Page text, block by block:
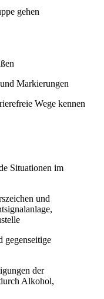
gehen
Markierungen
Wege kennen
Situationen im
und
gegenseitige
der
Alkohol,